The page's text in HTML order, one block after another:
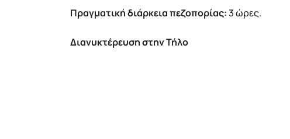
Πραγματική διάρκεια πεζοπορίας:3 ώρες.
Διανυκτέρευση στην Τήλο